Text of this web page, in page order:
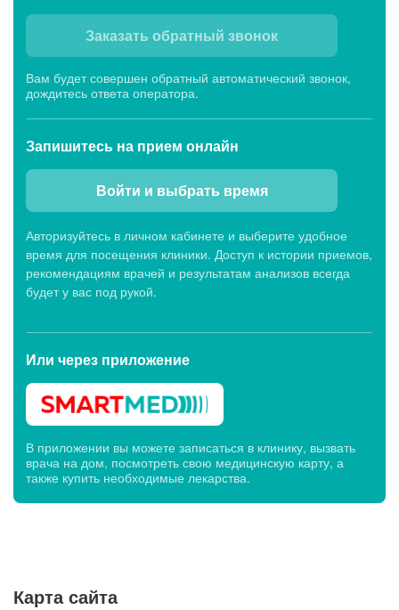
Заказать обратный звонок
Вам будет совершен обратный автоматический звонок,
дождитесь ответа оператора.
Запишитесь на прием онлайн
Войти и выбрать время
Авторизуйтесь в личном кабинете и выберите удобное
время для посещения клиники. Доступ к истории приемов,
рекомендациям врачей и результатам анализов всегда
будет у вас под рукой.
Или через приложение
В приложении вы можете записаться в клинику, вызвать
врача на дом, посмотреть свою медицинскую карту, а
также купить необходимые лекарства.
Карта сайта